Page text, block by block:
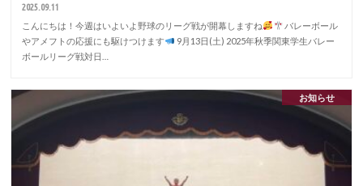
2025.09.11
こんにちは！今週はいよいよ野球のリーグ戦が開幕しますね
バレーボール
やアメフトの応援にも駆けつけます
9月13日(土) 2025年秋季関東学生バレー
ボールリーグ戦対日…
お知らせ